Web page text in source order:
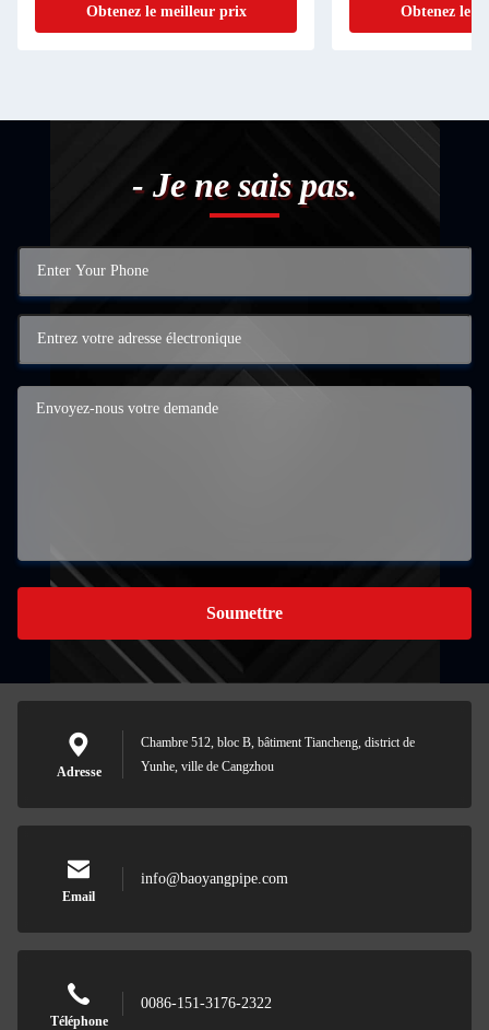
Obtenez le meilleur prix Obtenez le
- Je ne sais pas.
Soumettre
Adresse
Chambre 512, bloc B, bâtiment Tiancheng, district de
Yunhe, ville de Cangzhou
Email
info@baoyangpipe.com
Téléphone
0086-151-3176-2322